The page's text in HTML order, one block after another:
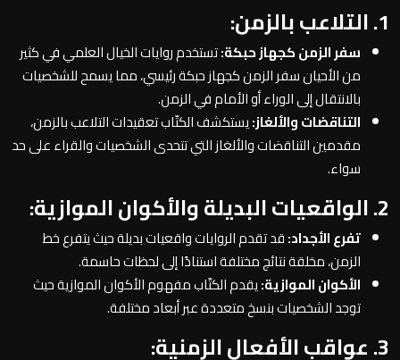
1. التلاعب بالزمن:
سفر الزمن كجهاز حبكة:تستخدم روايات الخيال العلمي في كثير
من الأحيان سفر الزمن كجهاز حبكة رئيسي، مما يسمح للشخصيات
بالانتقال إلى الوراء أو الأمام في الزمن.
التناقضات والألغاز:يستكشف الكتّاب تعقيدات التلاعب بالزمن،
مقدمين التناقضات والألغاز التي تتحدى الشخصيات والقراء على حد
سواء.
2. الواقعيات البديلة والأكوان الموازية:
تفرع الأجداد:قد تقدم الروايات واقعيات بديلة حيث يتفرع خط
الزمن، مخلقة نتائج مختلفة استنادًا إلى لحظات حاسمة.
الأكوان الموازية:يقدم الكتّاب مفهوم الأكوان الموازية حيث
توجد الشخصيات بنسخ متعددة عبر أبعاد مختلفة.
3. عواقب الأفعال الزمنية: